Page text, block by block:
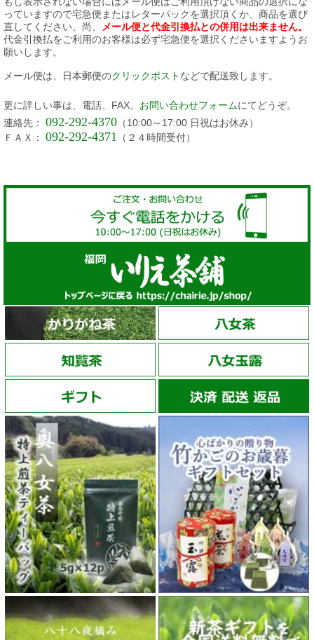
っていますので宅急便またはレターパックを選択頂くか、商品を選び
直してください。尚、
メール便と代金引換払との併用は出来ません。
代金引換払をご利用のお客様は必ず宅急便を選択くださいますようお
願いします。
メール便は、日本郵便のクリックポスト などで配送致します。
更に詳しい事は、電話、FAX、 お問い合わせフォームにてどうぞ。
連絡先： 092-292-4370 （10:00～17:00 日祝はお休み）
ＦＡＸ： 092-292-4371 （２４時間受付）